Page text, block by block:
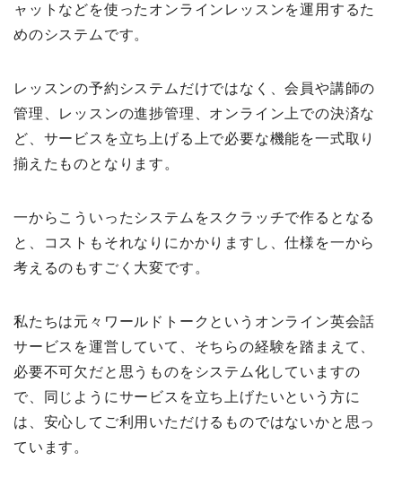
ャットなどを使ったオンラインレッスンを運用するた
めのシステムです。
レッスンの予約システムだけではなく、会員や講師の
管理、レッスンの進捗管理、オンライン上での決済な
ど、サービスを立ち上げる上で必要な機能を一式取り
揃えたものとなります。
一からこういったシステムをスクラッチで作るとなる
と、コストもそれなりにかかりますし、仕様を一から
考えるのもすごく大変です。
私たちは元々ワールドトークというオンライン英会話
サービスを運営していて、そちらの経験を踏まえて、
必要不可欠だと思うものをシステム化していますの
で、同じようにサービスを立ち上げたいという方に
は、安心してご利用いただけるものではないかと思っ
ています。